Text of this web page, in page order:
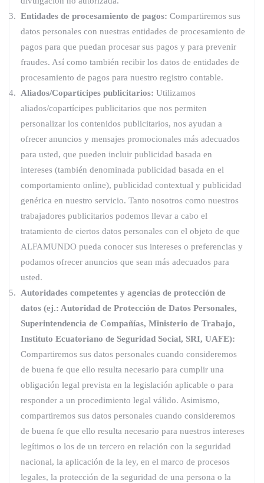
Entidades de procesamiento de pagos: Compartiremos sus
datos personales con nuestras entidades de procesamiento de
pagos para que puedan procesar sus pagos y para prevenir
fraudes. Así como también recibir los datos de entidades de
procesamiento de pagos para nuestro registro contable.
Aliados/Copartícipes publicitarios: Utilizamos
aliados/copartícipes publicitarios que nos permiten
personalizar los contenidos publicitarios, nos ayudan a
ofrecer anuncios y mensajes promocionales más adecuados
para usted, que pueden incluir publicidad basada en
intereses (también denominada publicidad basada en el
comportamiento online), publicidad contextual y publicidad
genérica en nuestro servicio. Tanto nosotros como nuestros
trabajadores publicitarios podemos llevar a cabo el
tratamiento de ciertos datos personales con el objeto de que
ALFAMUNDO pueda conocer sus intereses o preferencias y
podamos ofrecer anuncios que sean más adecuados para
usted.
Autoridades competentes y agencias de protección de
datos (ej.: Autoridad de Protección de Datos Personales,
Superintendencia de Compañías, Ministerio de Trabajo,
Instituto Ecuatoriano de Seguridad Social, SRI, UAFE):
Compartiremos sus datos personales cuando consideremos
de buena fe que ello resulta necesario para cumplir una
obligación legal prevista en la legislación aplicable o para
responder a un procedimiento legal válido. Asimismo,
compartiremos sus datos personales cuando consideremos
de buena fe que ello resulta necesario para nuestros intereses
legítimos o los de un tercero en relación con la seguridad
nacional, la aplicación de la ley, en el marco de procesos
legales, la protección de la seguridad de una persona o la